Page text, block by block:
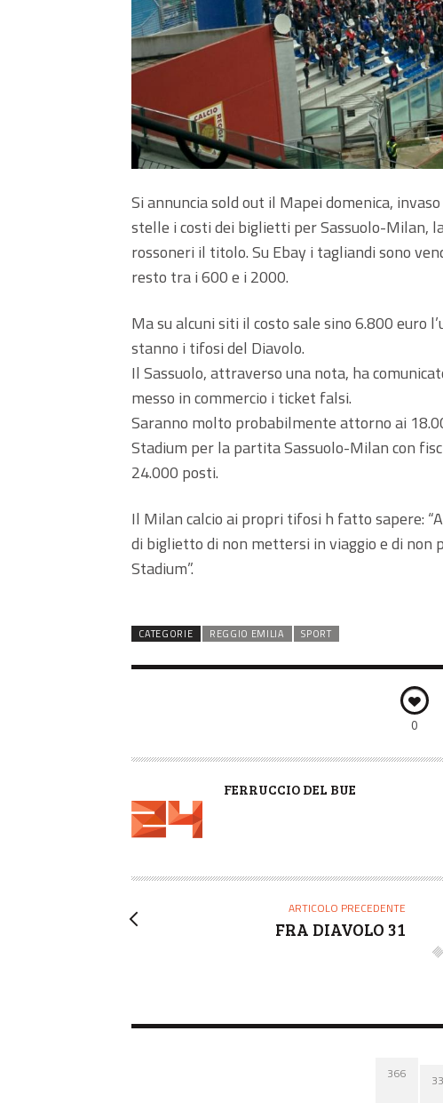
Si annuncia sold out il Mapei domenica,
stelle i costi dei biglietti per Sassuolo-Milan,
rossoneri il titolo. Su Ebay i tagliandi sono
resto tra i 600 e i 2000.
Ma su alcuni siti il costo sale sino 6.800 euro
stanno i tifosi del Diavolo.
Il Sassuolo, attraverso una nota, ha
messo in commercio i ticket falsi.
Saranno molto probabilmente attorno ai
Stadium per la partita Sassuolo-Milan con
24.000 posti.
Il Milan calcio ai propri tifosi h fatto sapere:
di biglietto di non mettersi in viaggio e di non
Stadium”.
CATEGORIE REGGIO EMILIA SPORT
0
A
R
FERRUCCIO DEL BUE
ARTICOLO PRECEDENTE
FRA DIAVOLO 31
366